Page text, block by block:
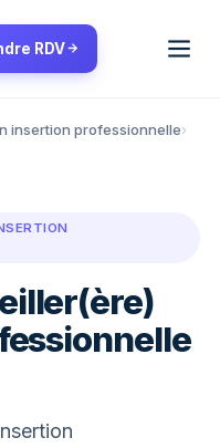
RDV
insertion professionnelle›